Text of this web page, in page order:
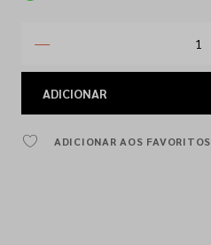
ADICIONAR
ADICIONAR AOS FAVORITOS